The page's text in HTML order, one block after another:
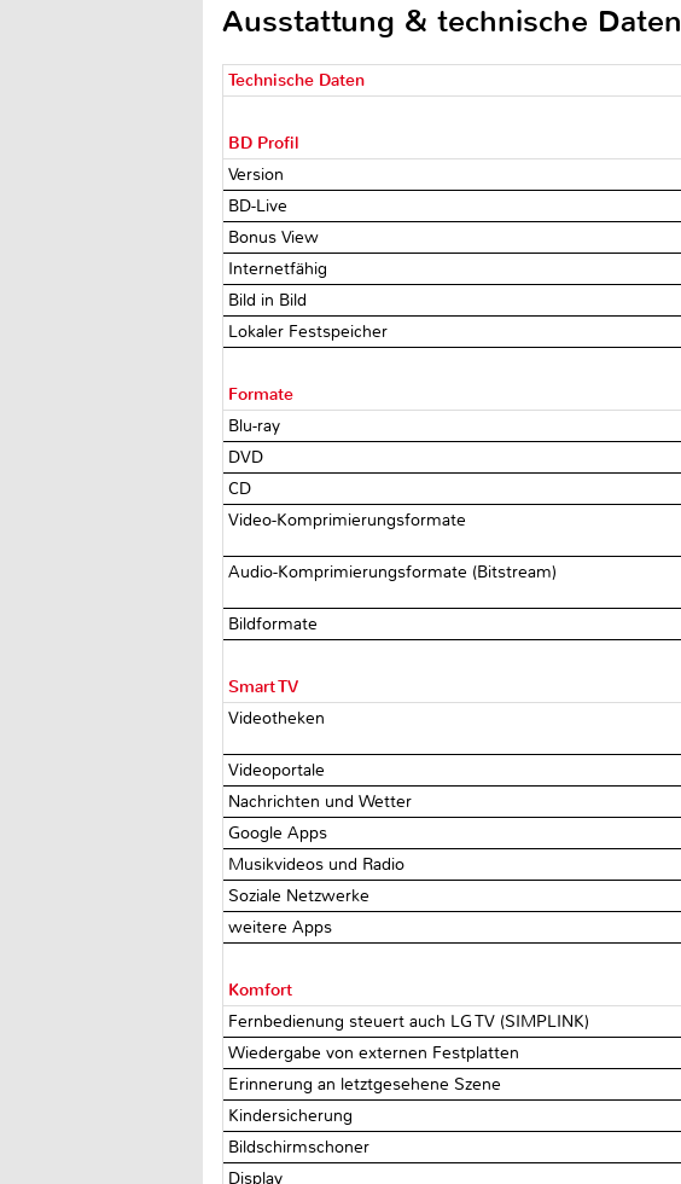
Ausstattung & technische Daten
Technische Daten
BD Profil
Version
BD-Live
Bonus View
Internetfähig
Bild in Bild
Lokaler Festspeicher
Formate
Blu-ray
DVD
CD
Video-Komprimierungsformate
Audio-Komprimierungsformate (Bitstream)
Bildformate
Smart TV
Videotheken
Videoportale
Nachrichten und Wetter
Google Apps
Musikvideos und Radio
Soziale Netzwerke
weitere Apps
Komfort
Fernbedienung steuert auch LG TV (SIMPLINK)
Wiedergabe von externen Festplatten
Erinnerung an letztgesehene Szene
Kindersicherung
Bildschirmschoner
Display